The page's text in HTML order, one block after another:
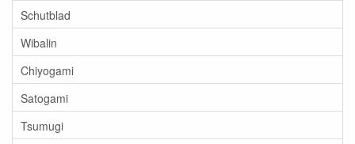
Schutblad
Wibalin
Chiyogami
Satogami
Tsumugi